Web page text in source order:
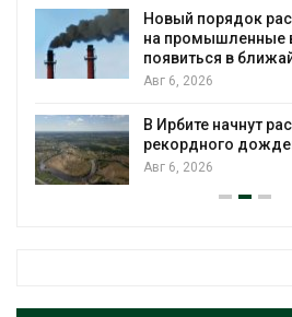
Новый порядок
на промышленные
появиться в
Авг 6, 2026
В Ирбите начнут
рекордного
Авг 6, 2026